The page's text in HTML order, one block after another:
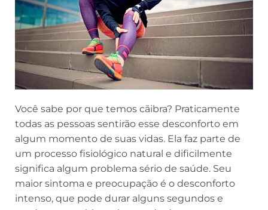
Você sabe por que temos cãibra? Praticamente
todas as pessoas sentirão esse desconforto em
algum momento de suas vidas. Ela faz parte de
um processo fisiológico natural e dificilmente
significa algum problema sério de saúde. Seu
maior sintoma e preocupação é o desconforto
intenso, que pode durar alguns segundos e